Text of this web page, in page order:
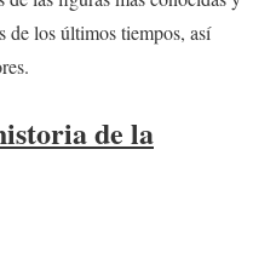
de los últimos tiempos, así
de la